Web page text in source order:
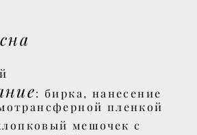
: бирка, нанесение
пленкой
мешочек с